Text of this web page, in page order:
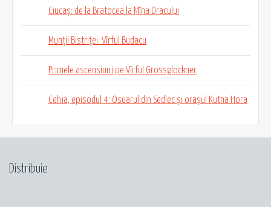
Ciucaș: de la Bratocea la Mîna Dracului
Munții Bistriței: Vîrful Budacu
Primele ascensiuni pe Vîrful Grossglockner
Cehia, episodul 4: Osuarul din Sedlec și orașul Kutna Hora
Distribuie